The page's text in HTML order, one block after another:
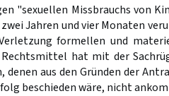
"sexuellen Missbrauchs von
Jahren und vier Monaten
formellen und
hat mit der
aus den Gründen der
beschieden wäre, nicht